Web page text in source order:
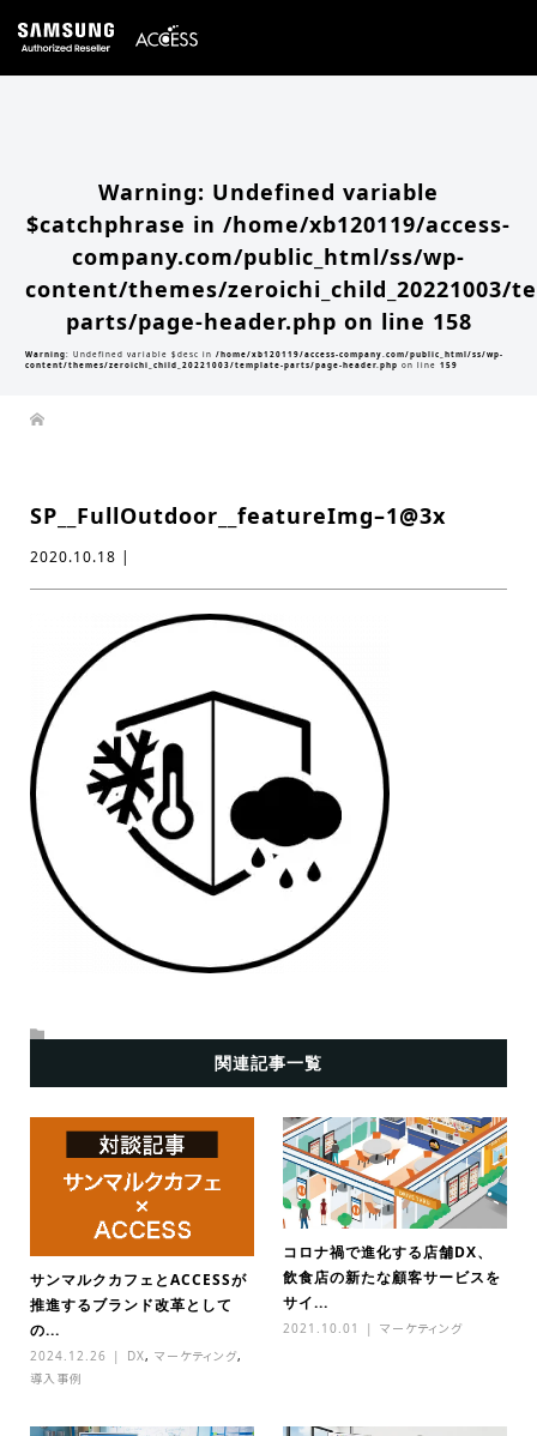
Warning : Attempt to read property "slug" on null in
company.com/public_html/ss/wp-content/themes/zeroichi_child_20221003/single.php
Warning: Undefined variable
$catchphrase in /home/xb120119/access-
company.com/public_html/ss/wp-
content/themes/zeroichi_child_20221003/
parts/page-header.php on line 158
Warning: Undefined variable $desc in /home/xb120119/access-company.com/public_html/ss/wp-
content/themes/zeroichi_child_20221003/template-parts/page-header.php on line 159
SP__FullOutdoor__featureImg–1@3x
2020.10.18 |
関連記事一覧
サンマルクカフェとACCESSが
推進するブランド改革として
の...
2024.12.26 DX, マーケティング,
導入事例
コロナ禍で進化する店舗DX、
飲食店の新たな顧客サービスを
サイ...
2021.10.01 マーケティング